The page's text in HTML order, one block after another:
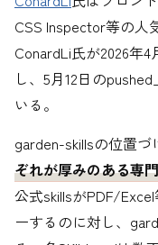
CSS Inspector等の人
ConardLi氏が2026年
し、5月12日の
いる。
garden-skillsの位置
ぞれが厚みのある専
公式skillsがPDF/
ーするのに対し、